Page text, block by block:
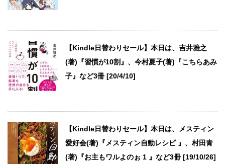
【Kindle日替わりセール】本日は、吉井雅之
(著)『習慣が10割』、今村夏子(著)『こちらあみ
子』など3冊 [20/4/10]
【Kindle日替わりセール】本日は、メスティン
愛好会(著)『メスティン自動レシピ 』、村田青
(著)『お主もワルよのぉ 1 』など3冊 [19/10/26]